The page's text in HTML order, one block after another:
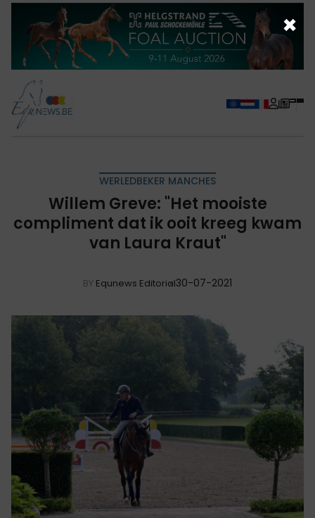
WERLEDBEKER MANCHES
Willem Greve: "Het mooiste
compliment dat ik ooit kreeg kwam
van Laura Kraut"
BY Equnews Editorial30-07-2021
×